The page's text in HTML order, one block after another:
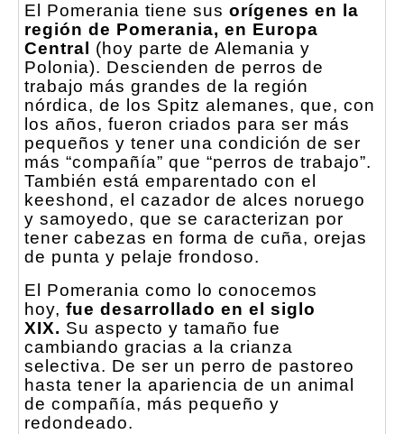
El Pomerania tiene sus orígenes en la
región de Pomerania, en Europa
Central
(hoy parte de Alemania y
Polonia). Descienden de perros de
trabajo más grandes de la región
nórdica, de los Spitz alemanes, que, con
los años, fueron criados para ser más
pequeños y tener una condición de ser
más “compañía” que “perros de trabajo”.
También está emparentado con el
keeshond, el cazador de alces noruego
y samoyedo, que se caracterizan por
tener cabezas en forma de cuña, orejas
de punta y pelaje frondoso.
El Pomerania como lo conocemos
hoy, fue desarrollado en el siglo
XIX. Su aspecto y tamaño fue
cambiando gracias a la crianza
selectiva. De ser un perro de pastoreo
hasta tener la apariencia de un animal
de compañía, más pequeño y
redondeado.